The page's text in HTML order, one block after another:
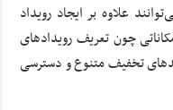
علاوه بر ایجاد رویداد
چون تعریف رویدادهای
تخفیف متنوع و دسترسی